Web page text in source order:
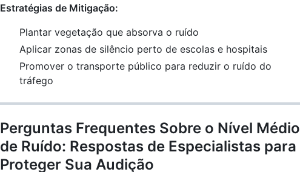
Estratégias de Mitigação:
Plantar vegetação que absorva o ruído
Aplicar zonas de silêncio perto de escolas e hospitais
Promover o transporte público para reduzir o ruído do
tráfego
Perguntas Frequentes Sobre o Nível Médio
de Ruído: Respostas de Especialistas para
Proteger Sua Audição